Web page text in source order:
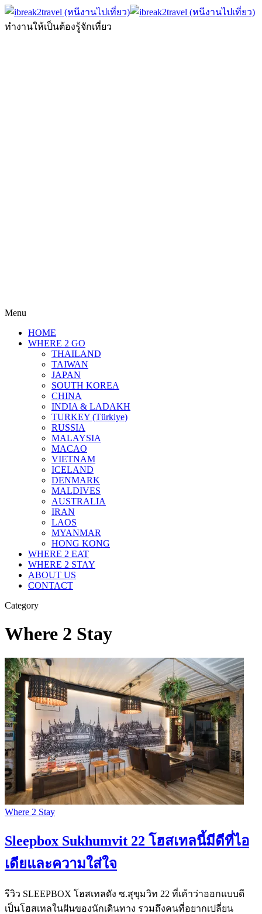
ทำงานให้เป็นต้องรู้จักเที่ยว
Menu
HOME
WHERE 2 GO
THAILAND
TAIWAN
JAPAN
SOUTH KOREA
CHINA
INDIA & LADAKH
TURKEY (Türkiye)
RUSSIA
MALAYSIA
MACAO
VIETNAM
ICELAND
DENMARK
MALDIVES
AUSTRALIA
IRAN
LAOS
MYANMAR
HONG KONG
WHERE 2 EAT
WHERE 2 STAY
ABOUT US
CONTACT
Category
Where 2 Stay
Where 2 Stay
Sleepbox Sukhumvit 22 โฮสเทลนี้มีดีที่ไอ
เดียและความใส่ใจ
รีวิว SLEEPBOX โฮสเทลดัง ซ.สุขุมวิท 22 ที่เค้าว่าออกแบบดี
เป็นโฮสเทลในฝันของนักเดินทาง รวมถึงคนที่อยากเปลี่ยน